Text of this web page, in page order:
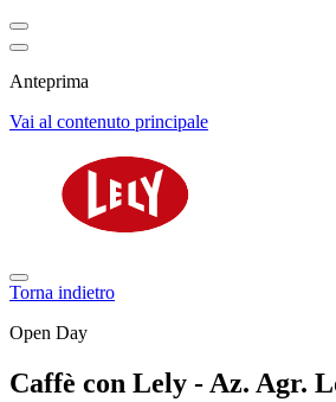
Anteprima
Vai al contenuto principale
Torna indietro
Open Day
Caffè con Lely - Az. Agr.